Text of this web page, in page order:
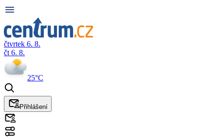
čtvrtek 6. 8.
čt 6. 8.
25°C
Přihlášení